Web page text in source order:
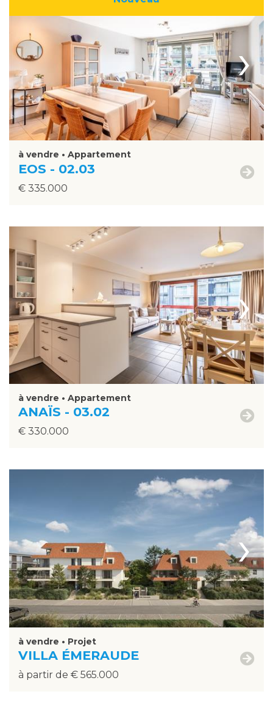
›
à vendre • Appartement
EOS - 02.03
€ 335.000
›
à vendre • Appartement
ANAÏS - 03.02
€ 330.000
›
à vendre • Projet
VILLA ÉMERAUDE
à partir de € 565.000